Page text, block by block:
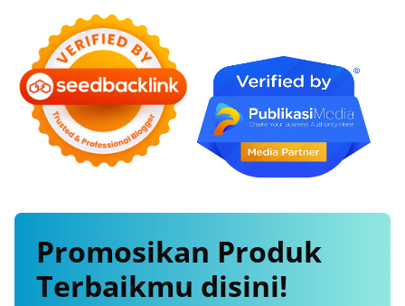
Promosikan Produk
Terbaikmu disini!